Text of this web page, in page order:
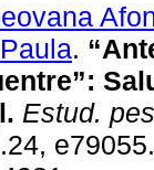
.
Estud.